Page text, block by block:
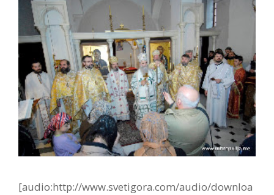
[audio:http://www.svetigora.com/audio/downloa